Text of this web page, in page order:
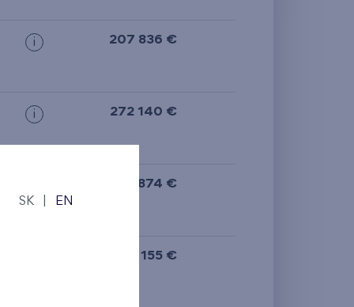
i 207 836 €
i 272 140 €
275 874 €
274 155 €
SK EN